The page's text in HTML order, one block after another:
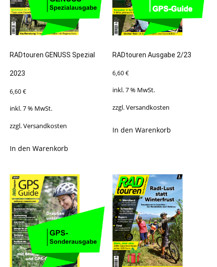
RADtouren GENUSS Spezial
2023
6,60€
inkl. 7 % MwSt.
zzgl.Versandkosten
In den Warenkorb
RADtouren Ausgabe 2/23
6,60€
inkl. 7 % MwSt.
zzgl.Versandkosten
In den Warenkorb